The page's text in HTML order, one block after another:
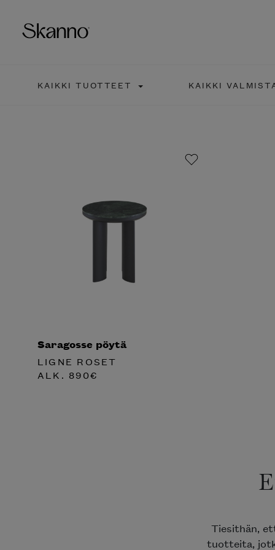
KAIKKI TUOTTEET KAIKKI
Saragosse pöytä
LIGNE ROSET
ALK. 890€
Tiesithän,
tuotteita,